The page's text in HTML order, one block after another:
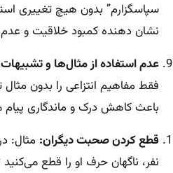
سپاسگزارم” بدون هیچ تغییری
نشان دهنده کمبود خلاقیت و
عدم استفاده از مثال‌ها و
فقط مفاهیم انتزاعی را بدون
باعث کاهش درک و ماندگاری
قطع کردن صحبت دیگران: مثال:
نفر، ناگهان حرف او را قطع